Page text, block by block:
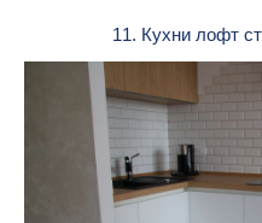
11. Кухни лофт